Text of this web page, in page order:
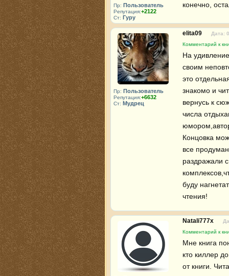
Пр: Пользователь
Репутация:+2122
Ст: Гуру
конечно,
Пр: Пользователь
Репутация:+6632
Ст: Мудрец
elita09
Дата:
Комментарий к
На
своим
это
знакомо и
вернусь к
числа
Концовка
все
раздражали
буду
чтения!
Natali777x
Комментарий к
Мне книга
кто киллер
от книги.